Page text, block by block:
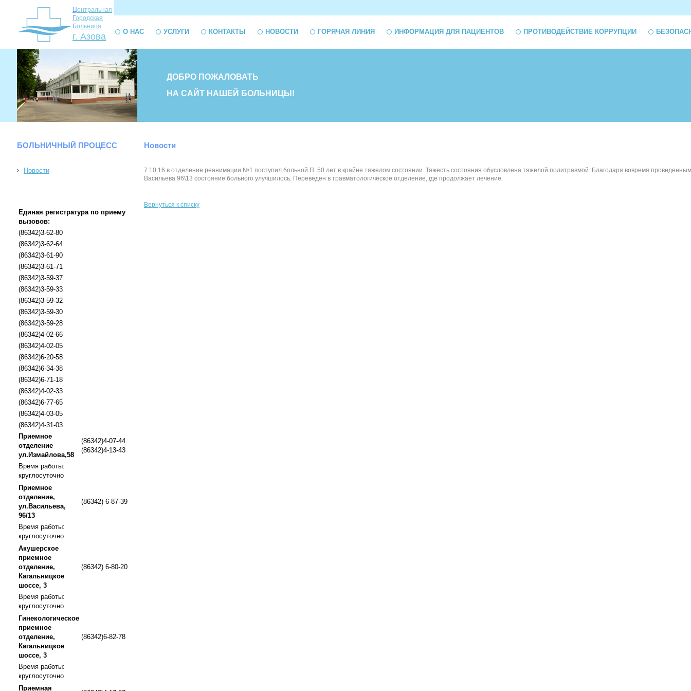
Центральная
Городская
Больница
г. Азова О НАС УСЛУГИ КОНТАКТЫ НОВОСТИ ГОРЯЧАЯ ЛИНИЯ ИНФОРМАЦИЯ ДЛЯ ПАЦИЕНТОВ ПРОТИВОДЕЙСТВИЕ КОРРУПЦИИ
ДОБРО ПОЖАЛОВАТЬ
НА САЙТ НАШЕЙ БОЛЬНИЦЫ!
БОЛЬНИЧНЫЙ ПРОЦЕСС
Новости
Единая регистратура по приему
вызовов:
(86342)3-62-80
(86342)3-62-64
(86342)3-61-90
(86342)3-61-71
(86342)3-59-37
(86342)3-59-33
(86342)3-59-32
(86342)3-59-30
(86342)3-59-28
(86342)4-02-66
(86342)4-02-05
(86342)6-20-58
(86342)6-34-38
(86342)6-71-18
(86342)4-02-33
(86342)6-77-65
(86342)4-03-05
(86342)4-31-03
Приемное
отделение
ул.Измайлова,58
(86342)4-07-44
(86342)4-13-43
Время работы:
круглосуточно
Приемное
отделение,
ул.Васильева,
96/13
(86342) 6-87-39
Время работы:
круглосуточно
Акушерское
приемное
отделение,
Кагальницкое
шоссе, 3
(86342) 6-80-20
Время работы:
круглосуточно
Гинекологическое
приемное
отделение,
Кагальницкое
шоссе, 3
(86342)6-82-78
Время работы:
круглосуточно
Приемная
Новости
7.10.16 в отделение реанимации №1 поступил больной П. 50 лет в крайне тяжелом состоянии. Тяжесть состояния обусловлена тяжелой политравмой. Благодаря вовремя
Васильева 96\13 состояние больного улучшилось. Переведен в травматологическое отделение, где продолжает лечение.
Вернуться к списку